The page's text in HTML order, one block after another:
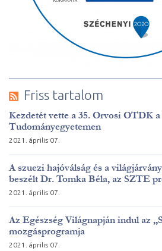
Friss tartalom
Kezdetét vette a 35. Orvosi OTDK a
Tudományegyetemen
2021. április 07.
A szuezi hajóválság és a
beszélt Dr. Tomka Béla, az SZTE
2021. április 07.
Az Egészség Világnapján indul az
mozgásprogramja
2021. április 07.